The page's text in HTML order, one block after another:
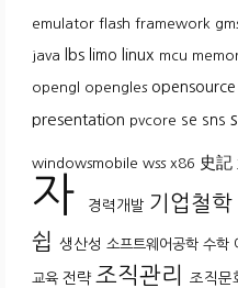
emulator flash framework
java lbs limo linux mcu
opengl opengles opensource
presentation pvcore se sns
windowsmobile wss x86 史記
자
경력개발 기업철학
쉽 생산성 소프트웨어공학 수학
교육 전략 조직관리 조직문